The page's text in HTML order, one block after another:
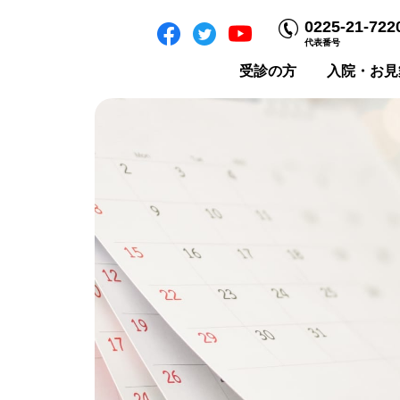
0225-21-
代表番号
受診の方 入院・お